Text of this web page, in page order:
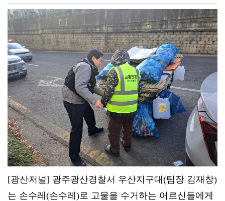
[광산저널] 광주광산경찰서 우산지구대(팀장 김재창)
는 손수레(손수레)로 고물을 수거하는 어르신들에게